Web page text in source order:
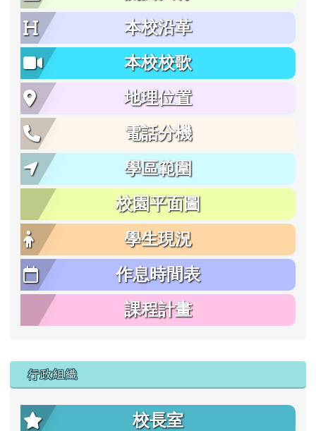
本校沿革
本校校歌
地理位置
電話分機
學區範圍
校園平面圖
學生現況
作息時間表
課程計畫
行政組織
校長室